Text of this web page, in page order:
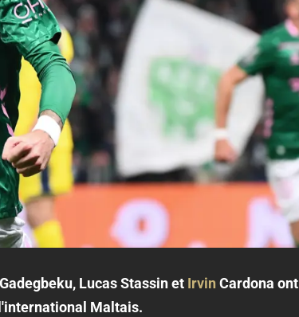
Lucas Stassin et IrvinCardona ont
Maltais.